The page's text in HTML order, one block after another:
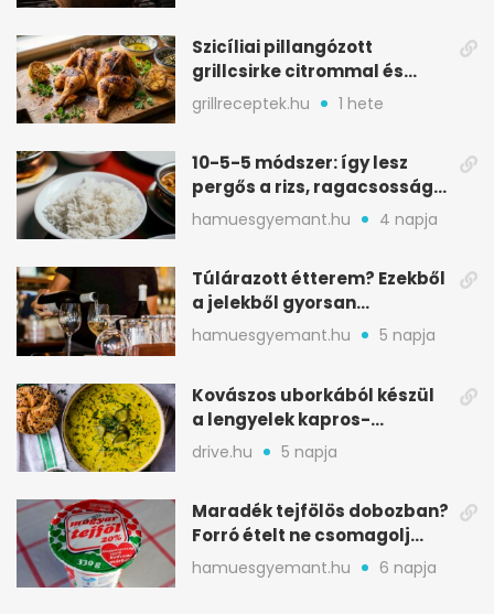
Szicíliai pillangózott
grillcsirke citrommal és
oregánóval
grillreceptek.hu 1 hete
10-5-5 módszer: így lesz
pergős a rizs, ragacsosság
nélkül
hamuesgyemant.hu 4 napja
Túlárazott étterem? Ezekből
a jelekből gyorsan
észreveheted
hamuesgyemant.hu 5 napja
Kovászos uborkából készül
a lengyelek kapros-
savanykás levese
drive.hu 5 napja
Maradék tejfölös dobozban?
Forró ételt ne csomagolj
ilyen tégelybe
hamuesgyemant.hu 6 napja